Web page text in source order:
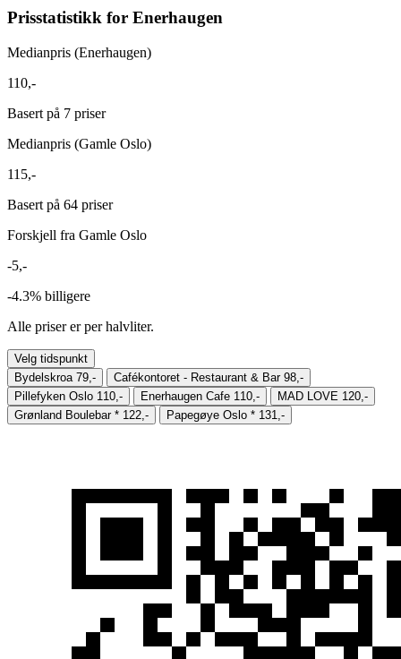
Prisstatistikk for Enerhaugen
Medianpris (Enerhaugen)
110,-
Basert på 7 priser
Medianpris (Gamle Oslo)
115,-
Basert på 64 priser
Forskjell fra Gamle Oslo
-5,-
-4.3% billigere
Alle priser er per halvliter.
Velg tidspunkt
Bydelskroa 79,- Cafékontoret - Restaurant & Bar 98,-
Pillefyken Oslo 110,- Enerhaugen Cafe 110,- MAD LOVE 120,-
Grønland Boulebar * 122,- Papegøye Oslo * 131,-